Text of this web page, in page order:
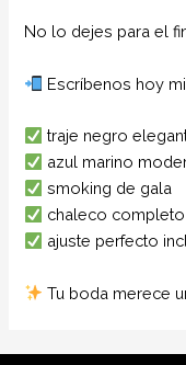
No lo dejes para el
Escríbenos hoy
traje negro
azul marino
smoking de gala
chaleco completo
ajuste perfecto
Tu boda merece